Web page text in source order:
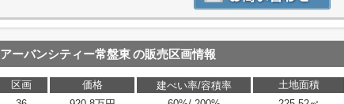
アーバンシティー常盤東の販売区画情報
区画 価格 建ぺい率/容積率 土地面積